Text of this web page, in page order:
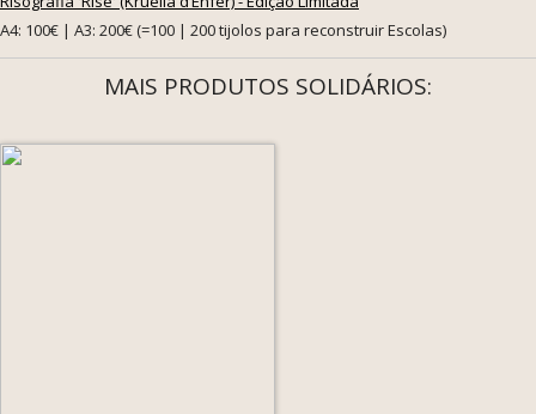
A4: 100€ | A3: 200€ (=100 | 200 tijolos para reconstruir Escolas)
MAIS PRODUTOS SOLIDÁRIOS: